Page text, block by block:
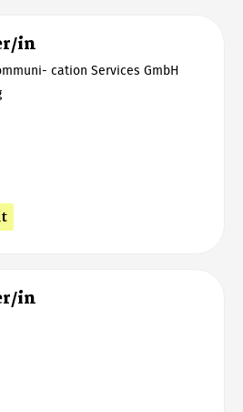
in
cation Services GmbH
in